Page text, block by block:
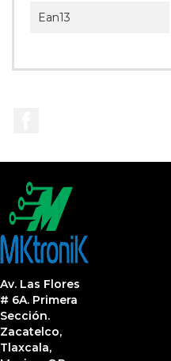
Ean13
Av. Las Flores
# 6A. Primera
Sección.
Zacatelco,
Tlaxcala,